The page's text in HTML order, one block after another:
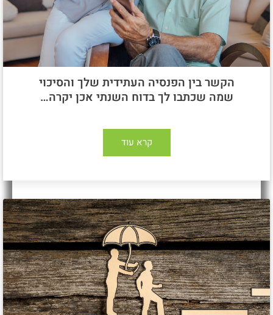
הקשר בין הפנסיה העתידית שלך והסיכוי
שמה שכתבו לך בדוח השנתי אכן יקרה…
קרא עוד